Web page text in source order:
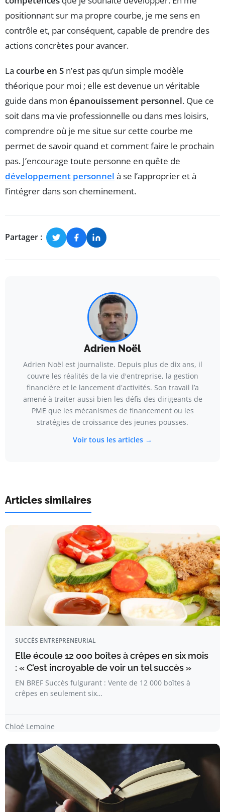
positionnant sur ma propre courbe, je me sens en
contrôle et, par conséquent, capable de prendre des
actions concrètes pour avancer.
La courbe en S n’est pas qu’un simple modèle
théorique pour moi ; elle est devenue un véritable
guide dans mon épanouissement personnel. Que ce
soit dans ma vie professionnelle ou dans mes loisirs,
comprendre où je me situe sur cette courbe me
permet de savoir quand et comment faire le prochain
pas. J’encourage toute personne en quête de
développement personnel à se l’approprier et à
l’intégrer dans son cheminement.
Partager :
Adrien Noël
Adrien Noël est journaliste. Depuis plus de dix ans, il
couvre les réalités de la vie d'entreprise, la gestion
financière et le lancement d'activités. Son travail l’a
amené à traiter aussi bien les défis des dirigeants de
PME que les mécanismes de financement ou les
stratégies de croissance des jeunes pousses.
Voir tous les articles →
Articles similaires
SUCCÈS ENTREPRENEURIAL
Elle écoule 12 000 boîtes à crêpes en six mois
: « C’est incroyable de voir un tel succès »
EN BREF Succès fulgurant : Vente de 12 000 boîtes à
crêpes en seulement six…
Chloé Lemoine